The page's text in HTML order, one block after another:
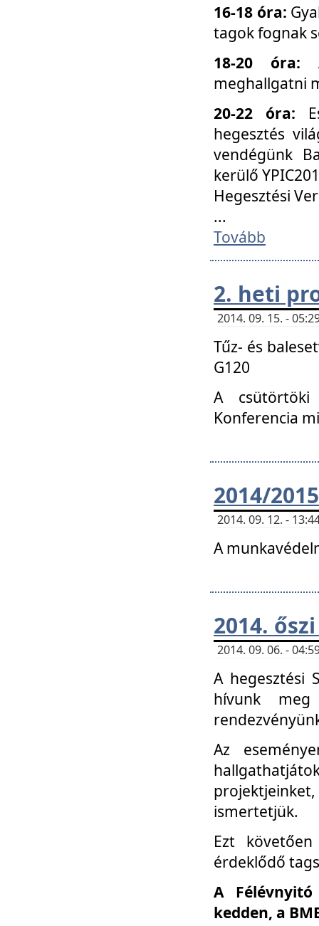
16-18 óra:
tagok fognak
18-20 óra:
meghallgatni
20-22 óra:
hegesztés
vendégünk
kerülő
Hegesztési
...
Tovább
2. heti
2014. 09. 15. -
Tűz- és
G120
A csütörtöki
Konferencia
2014/
2014. 09. 12. -
A
2014.
2014. 09. 06. -
A hegesztési
hívunk
Az
ismertetjük.
Ezt
érdeklődő
A
kedden, a